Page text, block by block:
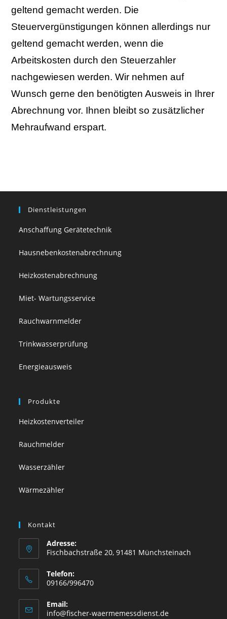
geltend gemacht werden. Die
Steuervergünstigungen können allerdings nur
geltend gemacht werden, wenn die
Arbeitskosten durch den Steuerzahler
nachgewiesen werden. Wir nehmen auf
Wunsch gerne den benötigten Ausweis in Ihrer
Abrechnung vor. Ihnen bleibt so zusätzlicher
Mehraufwand erspart.
Dienstleistungen
Anschaffung Gerätetechnik
Hausnebenkostenabrechnung
Heizkostenabrechnung
Miet- Wartungsservice
Rauchwarnmelder
Trinkwasserprüfung
Energieausweis
Produkte
Heizkostenverteiler
Rauchmelder
Wasserzähler
Wärmezähler
Kontakt
Adresse:
Fischbachstraße 20, 91481 Münchsteinach
Telefon:
09166/996470
Email:
info@fischer-waermemessdienst.deOpens